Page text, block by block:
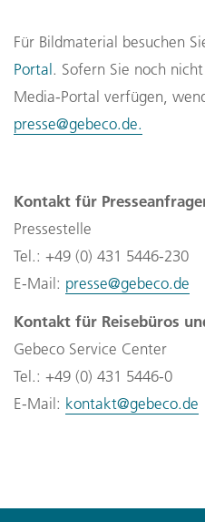
Für Bildmaterial besuchen
Portal. Sofern Sie noch
presse@gebeco.de.
Kontakt für
Pressestelle
Tel.: +49 (0) 431 5446-230
E-Mail: presse@gebeco.de
Kontakt für Reisebüros
Gebeco Service Center
Tel.: +49 (0) 431 5446-0
E-Mail: kontakt@gebeco.de